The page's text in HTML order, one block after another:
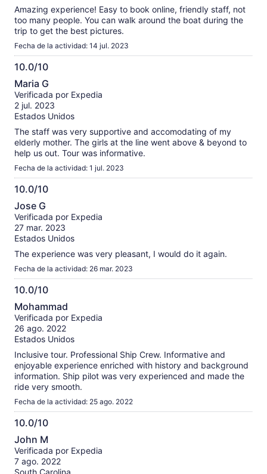
Amazing experience! Easy to book online, friendly staff, not
too many people. You can walk around the boat during the
trip to get the best pictures.
Fecha de la actividad: 14 jul. 2023
10.0/10
10.0
de
10
Maria G
Verificada por Expedia
2 jul. 2023
Estados Unidos
The staff was very supportive and accomodating of my
elderly mother. The girls at the line went above & beyond to
help us out. Tour was informative.
Fecha de la actividad: 1 jul. 2023
10.0/10
10.0
de
10
Jose G
Verificada por Expedia
27 mar. 2023
Estados Unidos
The experience was very pleasant, I would do it again.
Fecha de la actividad: 26 mar. 2023
10.0/10
10.0
de
10
Mohammad
Verificada por Expedia
26 ago. 2022
Estados Unidos
Inclusive tour. Professional Ship Crew. Informative and
enjoyable experience enriched with history and background
information. Ship pilot was very experienced and made the
ride very smooth.
Fecha de la actividad: 25 ago. 2022
10.0/10
10.0
de
10
John M
Verificada por Expedia
7 ago. 2022